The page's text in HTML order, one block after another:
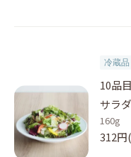
冷蔵品
10品
サラ
160g
312円